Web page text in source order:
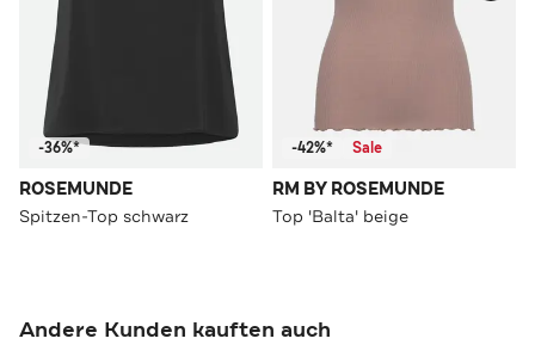
-36%*
ROSEMUNDE
Spitzen-Top schwarz
-42%* Sale
RM BY ROSEMUNDE
Top 'Balta' beige
Andere Kunden kauften auch